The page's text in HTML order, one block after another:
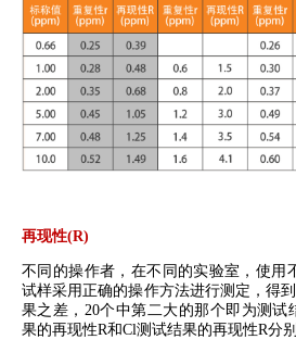
再现性(R)
不同的操作者，在不同的实验室，使用
试样采用正确的操作方法进行测定，得
果之差， 20个中第二大的那个即为测试
果的再现性R和Cl测试结果的再现性R分别